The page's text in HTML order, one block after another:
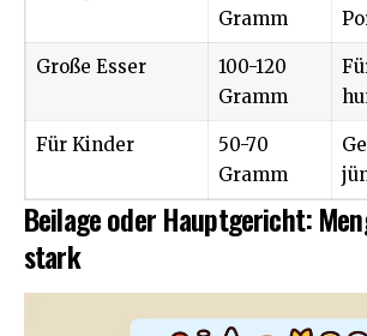
Gramm
Große Esser
100-120
Gramm
Für Kinder
50-70
Gramm
Beilage oder Hauptgericht:
stark